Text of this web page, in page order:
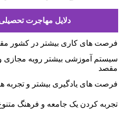
دلایل مهاجرت
فرصت های کاری بیشتر در کشور
سیستم آموزشی بیشتر رویه مجازی و
مقصد
فرصت های یادگیری بیشتر و تجربه
تجربه کردن یک جامعه و فرهنگ